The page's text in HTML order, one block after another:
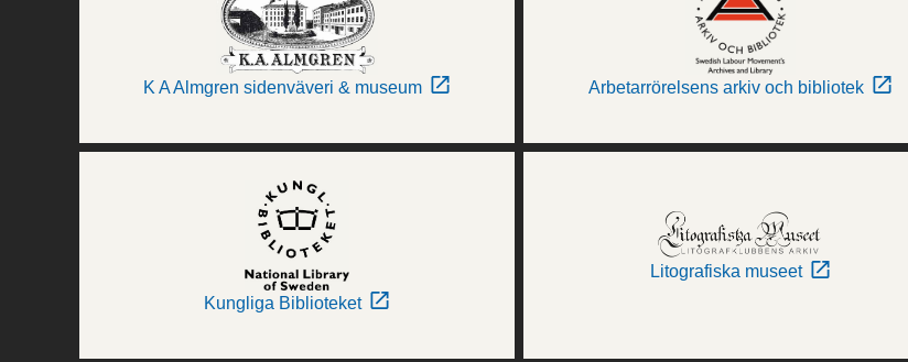
K A Almgren sidenväveri & museum Arbetarrörelsens arkiv och bibliotek
Kungliga Biblioteket
Litografiska museet